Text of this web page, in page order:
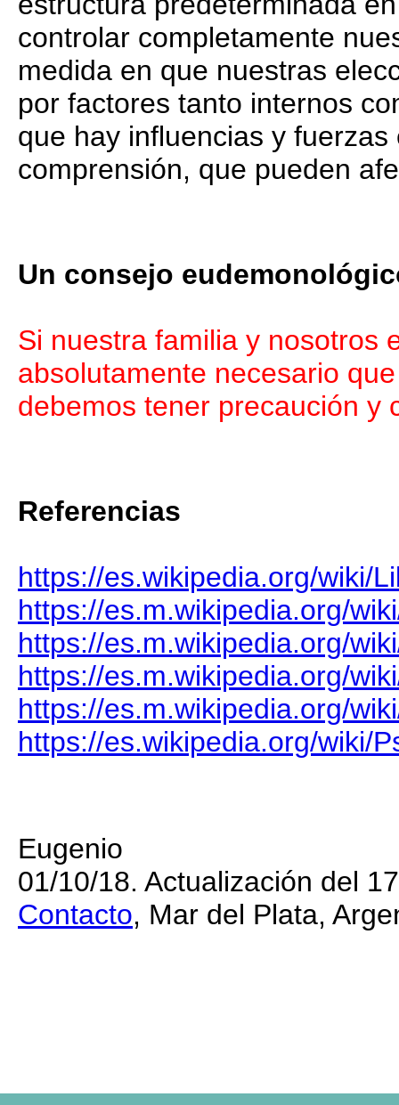
controlar completamente
medida en que nuestras
por factores tanto internos
que hay influencias y
comprensión, que pueden
Un consejo
Si nuestra familia y nosotros
absolutamente necesario
debemos tener precaución y
Referencias
https://es.wikipedia.org/wiki/
https://es.m.wikipedia.org/
https://es.m.wikipedia.org/
https://es.m.wikipedia.org/
https://es.m.wikipedia.org/
https://es.wikipedia.org/wiki/
Eugenio
01/10/18. Actualización del
Contacto, Mar del Plata,